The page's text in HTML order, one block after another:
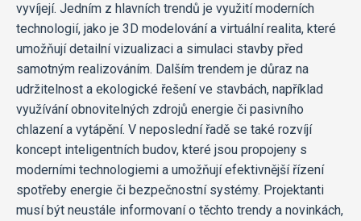
vyvíjejí. Jedním z hlavních trendů je využití moderních
technologií, jako je 3D modelování a virtuální realita, které
umožňují detailní vizualizaci a simulaci stavby před
samotným realizováním. Dalším trendem je důraz na
udržitelnost a ekologické řešení ve stavbách, například
využívání obnovitelných zdrojů energie či pasivního
chlazení a vytápění. V neposlední řadě se také rozvíjí
koncept inteligentních budov, které jsou propojeny s
moderními technologiemi a umožňují efektivnější řízení
spotřeby energie či bezpečnostní systémy. Projektanti
musí být neustále informovaní o těchto trendy a novinkách,